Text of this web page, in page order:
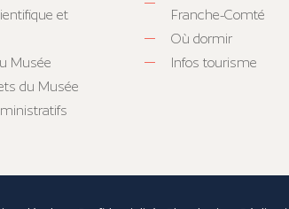
et
Musée
du Musée
Franche-Comté
Où dormir
Infos tourisme